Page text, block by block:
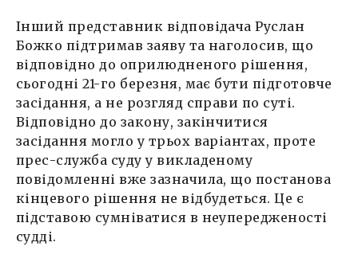
Інший представник відповідача Руслан
Божко підтримав заяву та наголосив, що
відповідно до оприлюдненого рішення,
сьогодні 21-го березня, має бути підготовче
засідання, а не розгляд справи по суті.
Відповідно до закону, закінчитися
засідання могло у трьох варіантах, проте
прес-служба суду у викладеному
повідомленні вже зазначила, що постанова
кінцевого рішення не відбудеться. Це є
підставою сумніватися в неупередженості
судді.